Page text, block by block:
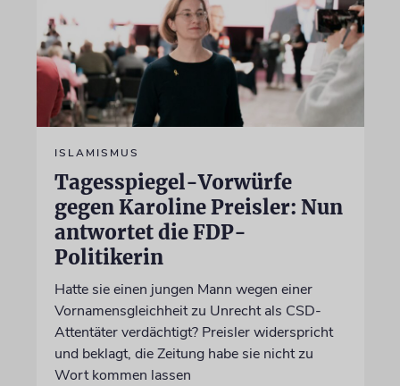
ISLAMISMUS
Tagesspiegel-Vorwürfe
gegen Karoline Preisler: Nun
antwortet die FDP-
Politikerin
Hatte sie einen jungen Mann wegen einer
Vornamensgleichheit zu Unrecht als CSD-
Attentäter verdächtigt? Preisler widerspricht
und beklagt, die Zeitung habe sie nicht zu
Wort kommen lassen